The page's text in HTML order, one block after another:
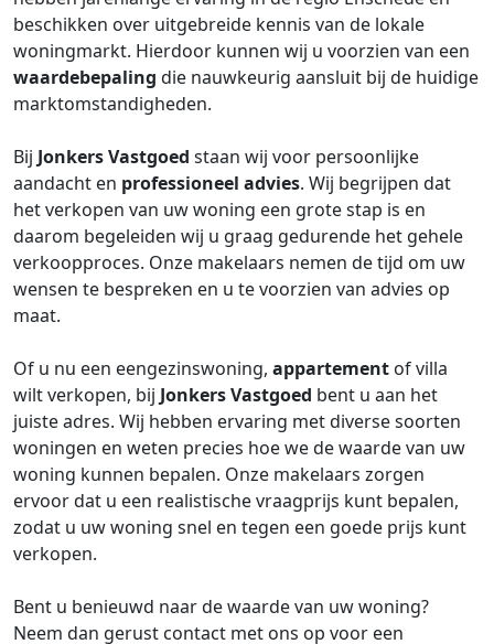
beschikken over uitgebreide kennis van de lokale
woningmarkt. Hierdoor kunnen wij u voorzien van een
waardebepaling die nauwkeurig aansluit bij de huidige
marktomstandigheden.
Bij Jonkers Vastgoed staan wij voor persoonlijke
aandacht en professioneel advies. Wij begrijpen dat
het verkopen van uw woning een grote stap is en
daarom begeleiden wij u graag gedurende het gehele
verkoopproces. Onze makelaars nemen de tijd om uw
wensen te bespreken en u te voorzien van advies op
maat.
Of u nu een eengezinswoning, appartement of villa
wilt verkopen, bij Jonkers Vastgoed bent u aan het
juiste adres. Wij hebben ervaring met diverse soorten
woningen en weten precies hoe we de waarde van uw
woning kunnen bepalen. Onze makelaars zorgen
ervoor dat u een realistische vraagprijs kunt bepalen,
zodat u uw woning snel en tegen een goede prijs kunt
verkopen.
Bent u benieuwd naar de waarde van uw woning?
Neem dan gerust contact met ons op voor een